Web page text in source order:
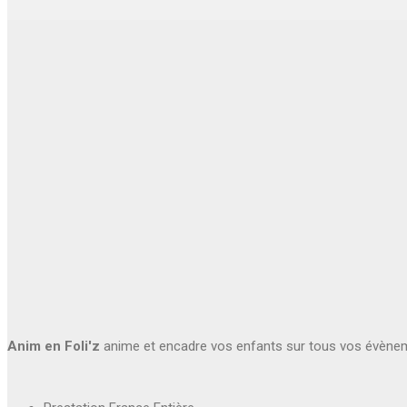
Anim en Foli'z anime et encadre vos enfants sur tous vos